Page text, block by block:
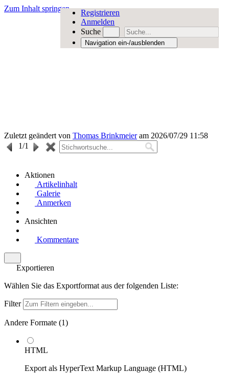
Zum Inhalt springen
Registrieren
Anmelden
Suche
Navigation ein-/ausblenden
Zuletzt geändert von Thomas Brinkmeieram 2026/07/29 11:58
1/1
Aktionen
Artikelinhalt
Galerie
Anmerken
Ansichten
Kommentare
Exportieren
Wählen Sie das Exportformat aus der folgenden Liste:
Filter
Andere Formate (1)
HTML
Export als HyperText Markup Language (HTML)